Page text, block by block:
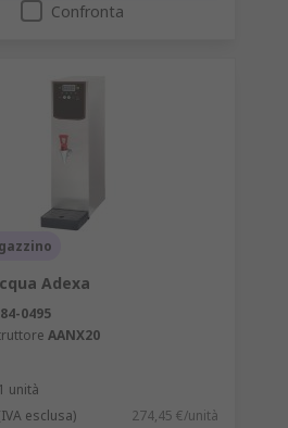
Confronta
Adexa
0495
AANX20
unità
esclusa) 274,45 €/unità